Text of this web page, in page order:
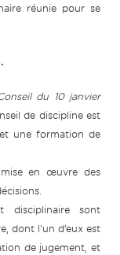
réunie pour se
du 10 janvier
de discipline est
une formation de
en œuvre des
disciplinaire sont
dont l'un d’eux est
de jugement, et